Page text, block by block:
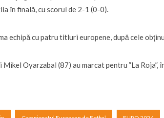
în finală, cu scorul de 2-1 (0-0).
echipă cu patru titluri europene, după cele
Oyarzabal (87) au marcat pentru ”La